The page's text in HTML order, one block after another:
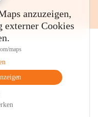
anzuzeigen,
externer Cookies
maps